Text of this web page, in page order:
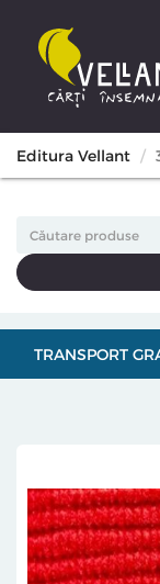
Editura Vellant
TRANSPORT